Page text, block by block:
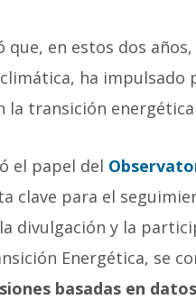
que, en estos dos
ha
la transición
el papel del
clave para el
divulgación y la
Energética, se
basadas en